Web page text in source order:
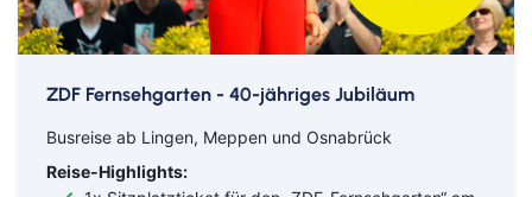
ZDF Fernsehgarten - 40-jähriges Jubiläum
Busreise ab Lingen, Meppen und Osnabrück
Reise-Highlights: